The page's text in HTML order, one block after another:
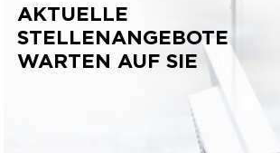
AKTUELLE
STELLENANGEBOTE
WARTEN AUF SIE